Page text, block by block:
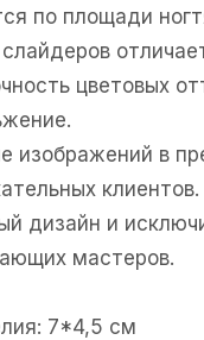
по площади
слайдеров
цветовых
изображений в
дизайн и
мастеров.
7*4,5 см